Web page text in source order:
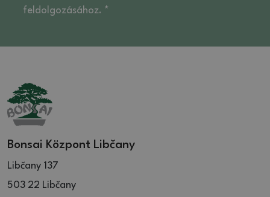
feldolgozásához. *
Bonsai Központ Libčany
Libčany 137
503 22 Libčany